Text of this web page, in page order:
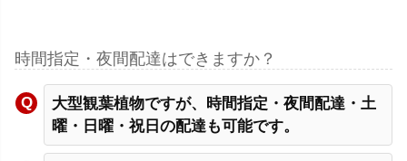
時間指定・夜間配達はできますか？
大型観葉植物ですが、時間指定・夜間配達・土
曜・日曜・祝日の配達も可能です。